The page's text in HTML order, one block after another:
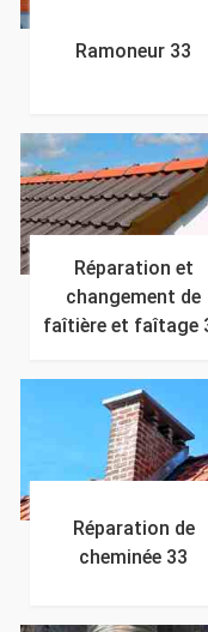
Ramoneur 33
Réparation et
changement de
faîtière et faîtage
Réparation de
cheminée 33